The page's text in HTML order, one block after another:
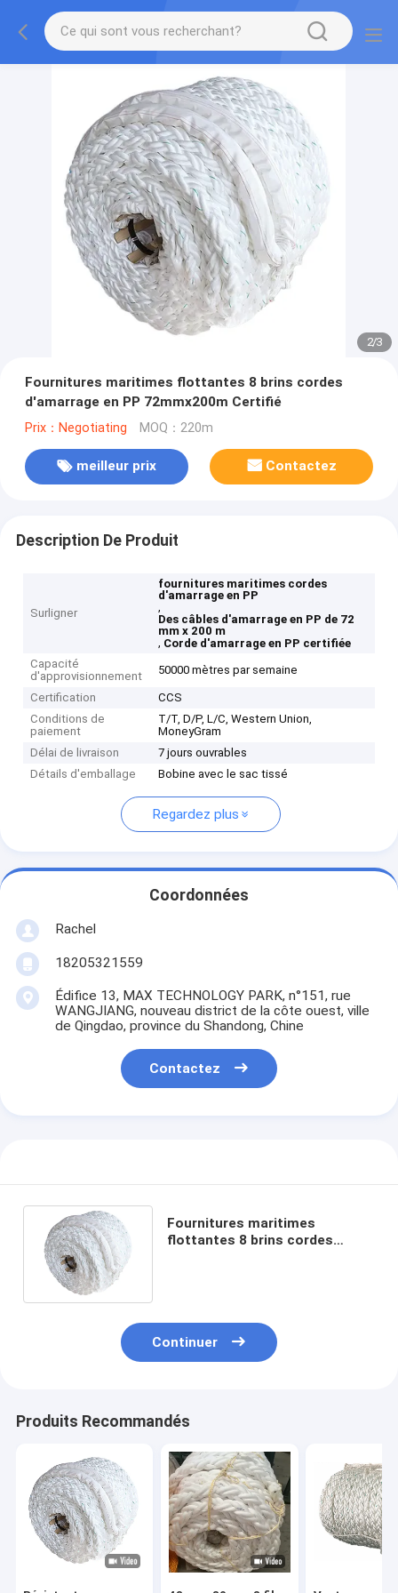
2/3
Fournitures maritimes flottantes 8 brins cordes
d'amarrage en PP 72mmx200m Certifié
Prix：Negotiating MOQ：220m
meilleur prix Contactez
Description De Produit
Surligner
fournitures maritimes cordes
d'amarrage en PP
,
Des câbles d'amarrage en PP de 72
mm x 200 m
, Corde d'amarrage en PP certifiée
Capacité
d'approvisionnement
50000 mètres par semaine
Certification
CCS
Conditions de
paiement
T/T, D/P, L/C, Western Union,
MoneyGram
Délai de livraison
7 jours ouvrables
Détails d'emballage
Bobine avec le sac tissé
Regardez plus
Coordonnées
Rachel
18205321559
Édifice 13, MAX TECHNOLOGY PARK, n°151, rue
WANGJIANG, nouveau district de la côte ouest, ville
de Qingdao, province du Shandong, Chine
Contactez
Fournitures maritimes
flottantes 8 brins cordes
Continuer
Produits Recommandés